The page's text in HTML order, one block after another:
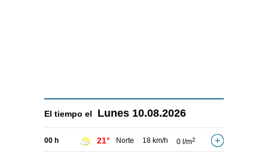
El tiempo el Lunes 10.08.2026
00 h 21° Norte 18 km/h 0 l/m2